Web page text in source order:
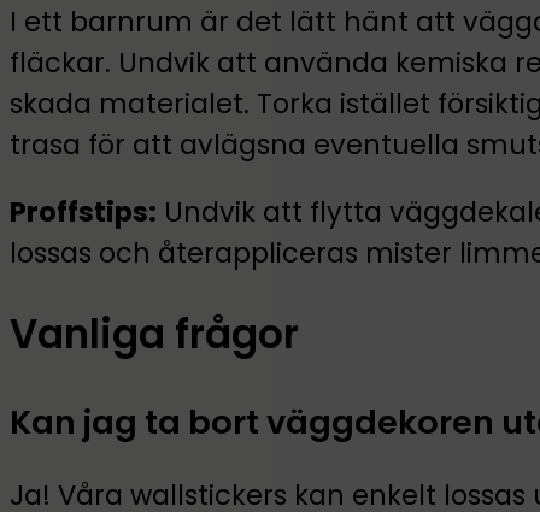
I ett barnrum är det lätt hänt att
fläckar. Undvik att använda kemiska
skada materialet. Torka istället
trasa för att avlägsna eventuella
Proffstips: Undvik att flytta
lossas och återappliceras mister
Vanliga frågor
Kan jag ta bort väggdekoren
Ja! Våra wallstickers kan enkelt